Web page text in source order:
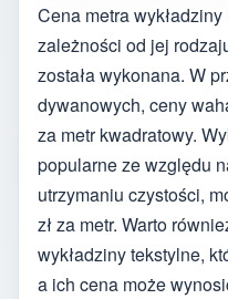
Cena metra
zależności od jej
została wykonana. W
dywanowych, ceny
za metr kwadratowy.
popularne ze względu
utrzymaniu czystości,
zł za metr. Warto
wykładziny tekstylne,
a ich cena może